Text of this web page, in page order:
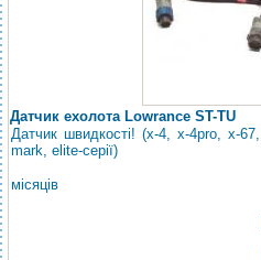
Датчик ехолота Lowrance ST-TU
Датчик швидкості! (х-4, х-4pro, x-67,
mark, elite-серії)
місяців